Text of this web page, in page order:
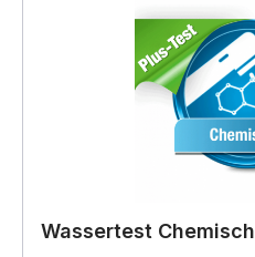
Wassertest Chemisch